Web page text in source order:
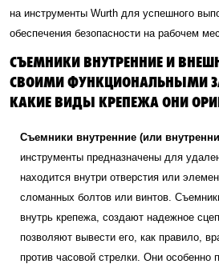
на инструменты Wurth для успешного
обеспечения безопасности на рабочем
СЪЕМНИКИ ВНУТРЕННИЕ И
СВОИМИ ФУНКЦИОНАЛЬНЫМИ
КАКИЕ ВИДЫ КРЕПЕЖА ОНИ
Съемники внутренние (или
инструменты предназначены для
находится внутри отверстия или
сломанных болтов или винтов.
внутрь крепежа, создают надежное
позволяют вывести его, как правило,
против часовой стрелки. Они особенно